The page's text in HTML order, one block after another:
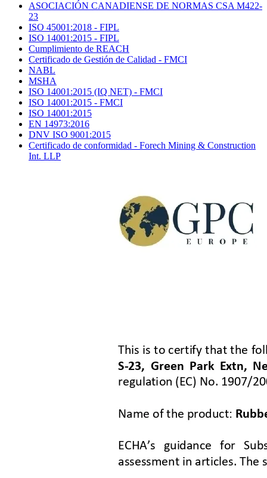
ASOCIACIÓN CANADIENSE DE NORMAS CSA M422-
23
ISO 45001:2018 - FIPL
ISO 14001:2015 - FIPL
Cumplimiento de REACH
Certificado de Gestión de Calidad - FMCI
NABL
MSHA
ISO 14001:2015 (IQ NET) - FMCI
ISO 14001:2015 - FMCI
ISO 14001:2015
EN 14973:2016
DNV ISO 9001:2015
Certificado de conformidad - Forech Mining & Construction
Int. LLP